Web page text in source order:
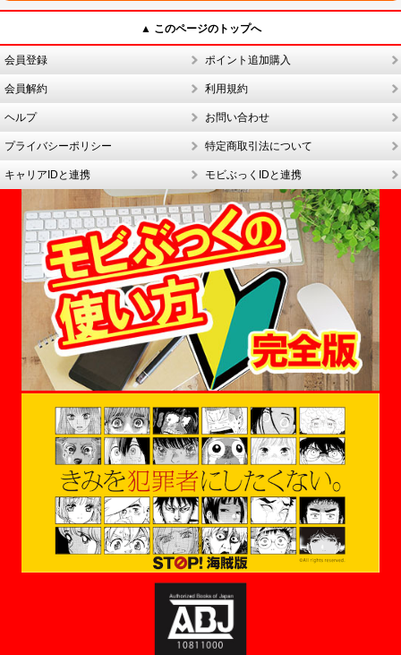
▲ このページのトップへ
会員登録 ポイント追加購入
会員解約 利用規約
ヘルプ お問い合わせ
プライバシーポリシー 特定商取引法について
キャリアIDと連携 モビぶっくIDと連携